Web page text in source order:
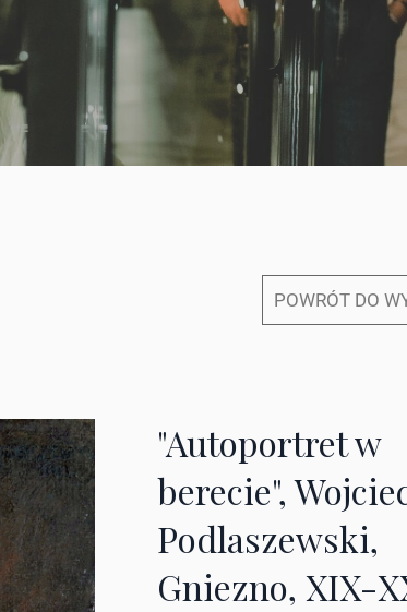
POWRÓT DO
"Autoportret w
berecie",
Podlaszewski,
Gniezno, XIX-